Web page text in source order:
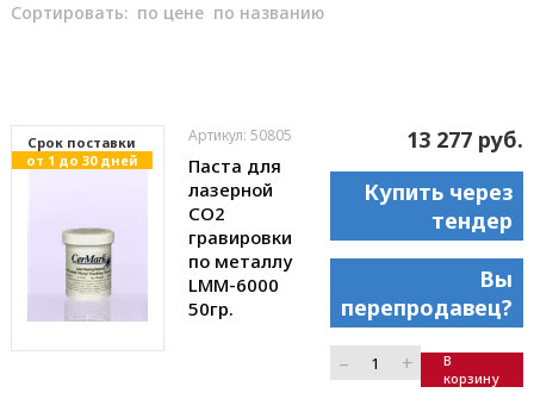
Сортировать: по цене по названию
Cрок поставки
от 1 до 30 дней
Артикул: 50805
Паста для
лазерной
CO2
гравировки
по металлу
LMM-6000
50гр.
13 277 руб.
Купить через
тендер
Вы
перепродавец?
– +
В
корзину